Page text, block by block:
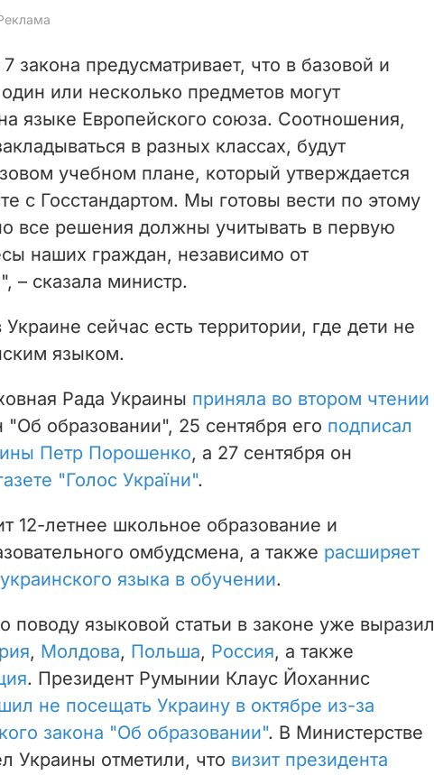
закона предусматривает, что в базовой и
или несколько предметов могут
языке Европейского союза. Соотношения,
в разных классах, будут
учебном плане, который утверждается
с Госстандартом. Мы готовы вести по этому
все решения должны учитывать в первую
наших граждан, независимо от
– сказала министр.
сейчас есть территории, где дети не
языком.
Рада Украины приняла во втором чтении
"Об образовании", 25 сентября его подписал
Петр Порошенко, а 27 сентября он
"Голос України".
12-летнее школьное образование и
омбудсмена, а также расширяет
языка в обучении.
поводу языковой статьи в законе уже выразил
, Молдова, Польша, Россия, а также
. Президент Румынии Клаус Йоханнис
не посещать Украину в октябре из-за
закона "Об образовании". В Министерстве
Украины отметили, что визит президента